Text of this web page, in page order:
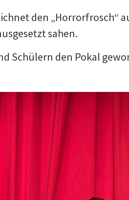
den „Horrorfrosch“
sahen.
Schülern den Pokal